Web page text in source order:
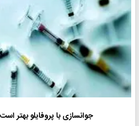
جوانسازی با پروفایلو بهتر